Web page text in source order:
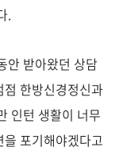
.
안 받아왔던 상담
한방신경정신과
인턴 생활이 너무
포기해야겠다고